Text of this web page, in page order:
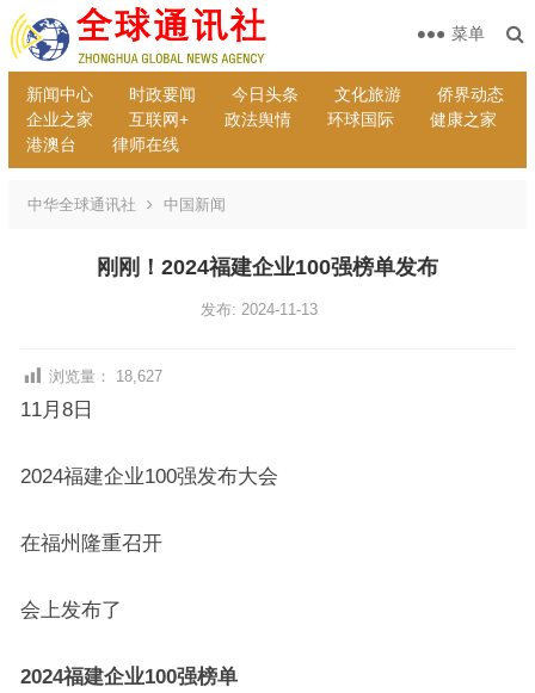
新闻中心 时政要闻 今日头条 文化旅游
侨界动态
企业之家
互联网+ 政法舆情 环球国际
健康之家
港澳台
律师在线
菜单
中华全球通讯社 中国新闻
刚刚！2024福建企业100强榜单发布
发布: 2024-11-13
浏览量： 18,627
11月8日
2024福建企业100强发布大会
在福州隆重召开
会上发布了
2024福建企业100强榜单